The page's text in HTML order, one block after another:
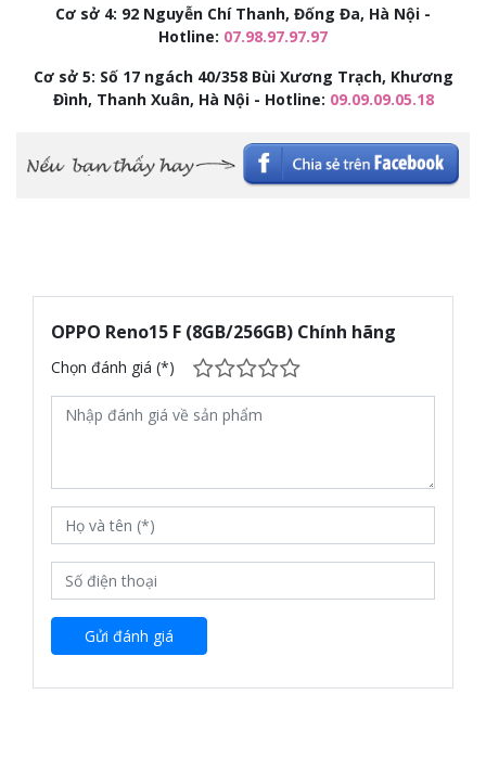
Cơ sở 4: 92 Nguyễn Chí Thanh, Đống Đa, Hà Nội -
Hotline: 07.98.97.97.97
Cơ sở 5: Số 17 ngách 40/358 Bùi Xương Trạch, Khương
Đình, Thanh Xuân, Hà Nội - Hotline: 09.09.09.05.18
OPPO Reno15 F (8GB/256GB) Chính hãng
Chọn đánh giá (*)
Gửi đánh giá